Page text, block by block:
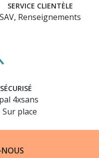
SERVICE CLIENTÈLE
SAV, Renseignements
4xsans
place